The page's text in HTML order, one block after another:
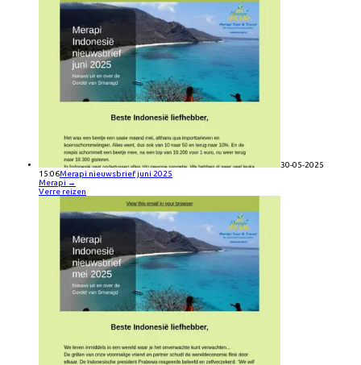
30-05-2025
15:06Merapi nieuwsbrief juni 2025
Merapi →
Verre reizen